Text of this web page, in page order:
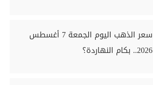
سعر الذهب اليوم الجمعة 7 أغسطس
2026.. بكام النهاردة؟